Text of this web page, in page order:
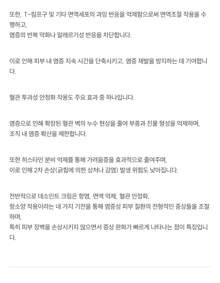
또한, T-림프구 및 기타 면역세포의 과잉 반응을 억제함으로써 면역조절 작용을 수
행하고,
염증의 반복 악화나 알레르기성 반응을 차단합니다.
이로 인해 피부 내 염증 지속 시간을 단축시키고, 염증 재발을 방지하는 데 기여합니
다.
혈관 투과성 안정화 작용도 주요 효과 중 하나입니다.
염증으로 인해 확장된 혈관 벽의 누수 현상을 줄여 부종과 진물 형성을 억제하며,
조직 내 염증 확산을 제한합니다.
또한 히스타민 분비 억제를 통해 가려움증을 효과적으로 줄여주며,
이로 인해 2차 손상(긁힘에 의한 상처나 감염) 발생 위험도 낮아집니다.
전반적으로 데소인트 크림은 항염, 면역 억제, 혈관 안정화,
항소양 작용이라는 네 가지 기전을 통해 염증성 피부 질환의 전형적인 증상들을 조절
하며,
특히 피부 장벽을 손상시키지 않으면서 증상 완화가 빠르게 나타나는 점이 특징입니
다.